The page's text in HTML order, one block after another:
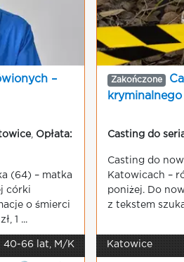
–
, Opłata:
(64) – matka
córki
o śmierci
1 ...
40-66 lat, M/K
Zakończone
Casting do
Casting do
Katowicach –
poniżej. Do
z tekstem
Katowice